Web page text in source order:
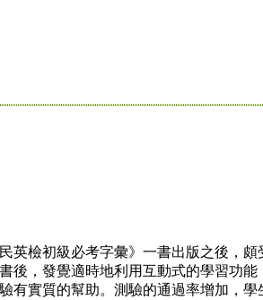
檢初級必考字彙》一書出版之後，頗
後，發覺適時地利用互動式的學習功
有實質的幫助。測驗的通過率增加，